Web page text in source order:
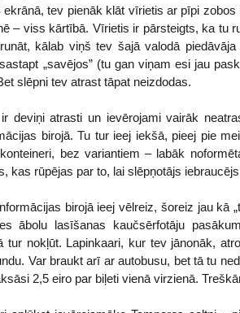
tev pienāk klāt vīrietis ar pīpi
– viss kārtībā. Vīrietis ir pārsteigts, ka tu
kālab viņš tev šajā valodā
„savējos” (tu gan viņam esi jau
slēpni tev atrast tāpat neizdodas.
deviņi atrasti un ievērojami vairāk
birojā. Tu tur ieej iekšā, pieej pie
bez variantiem – labāk
kas rūpējas par to, lai slēpņotājs
birojā ieej vēlreiz, šoreiz jau kā
ābolu lasīšanas kaučsērfotāju
tur nokļūt. Lapinkaari, kur tev jānonāk,
Var braukt arī ar autobusu, bet tā tu
2,5 eiro par biļeti vienā virzienā.